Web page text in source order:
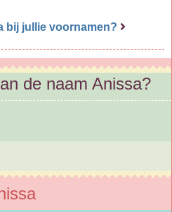
bij jullie voornamen?
de naam Anissa?